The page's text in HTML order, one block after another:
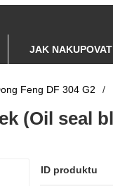
JAK NAKUPOVAT
Feng DF 304 G2 /
(Oil seal
ID produktu